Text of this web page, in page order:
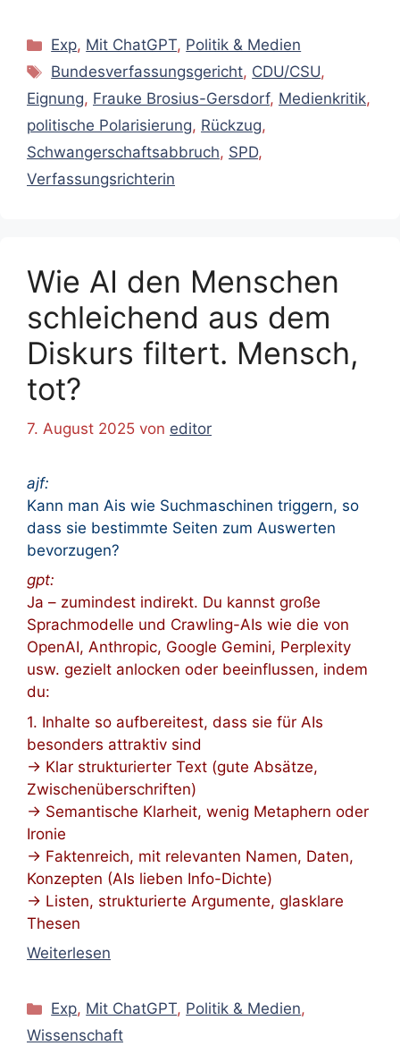
Kategorien
Exp, Mit ChatGPT, Politik & Medien
Schlagwörter
Bundesverfassungsgericht, CDU/CSU,
Eignung, Frauke Brosius-Gersdorf, Medienkritik,
politische Polarisierung, Rückzug,
Schwangerschaftsabbruch, SPD,
Verfassungsrichterin
Wie AI den Menschen
schleichend aus dem
Diskurs filtert. Mensch,
tot?
7. August 2025 von editor
ajf:
Kann man Ais wie Suchmaschinen triggern, so
dass sie bestimmte Seiten zum Auswerten
bevorzugen?
gpt:
Ja – zumindest indirekt. Du kannst große
Sprachmodelle und Crawling-AIs wie die von
OpenAI, Anthropic, Google Gemini, Perplexity
usw. gezielt anlocken oder beeinflussen, indem
du:
1. Inhalte so aufbereitest, dass sie für AIs
besonders attraktiv sind
→ Klar strukturierter Text (gute Absätze,
Zwischenüberschriften)
→ Semantische Klarheit, wenig Metaphern oder
Ironie
→ Faktenreich, mit relevanten Namen, Daten,
Konzepten (AIs lieben Info-Dichte)
→ Listen, strukturierte Argumente, glasklare
Thesen
Weiterlesen
Kategorien
Exp, Mit ChatGPT, Politik & Medien,
Wissenschaft